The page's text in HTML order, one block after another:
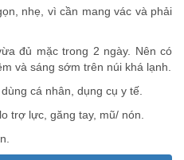
nhẹ, vì cần mang vác và phải
đủ mặc trong 2 ngày. Nên có
và sáng sớm trên núi khá lạnh.
cá nhân, dụng cụ y tế.
trợ lực, găng tay, mũ/ nón.